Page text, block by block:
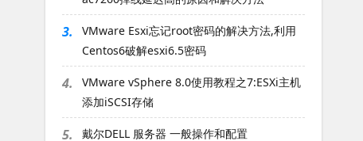
3.
VMware Esxi忘记root密码的解决方法,利用
Centos6破解esxi6.5密码
4.
VMware vSphere 8.0使用教程之7:ESXi主机
添加iSCSI存储
5. 戴尔DELL 服务器 一般操作和配置